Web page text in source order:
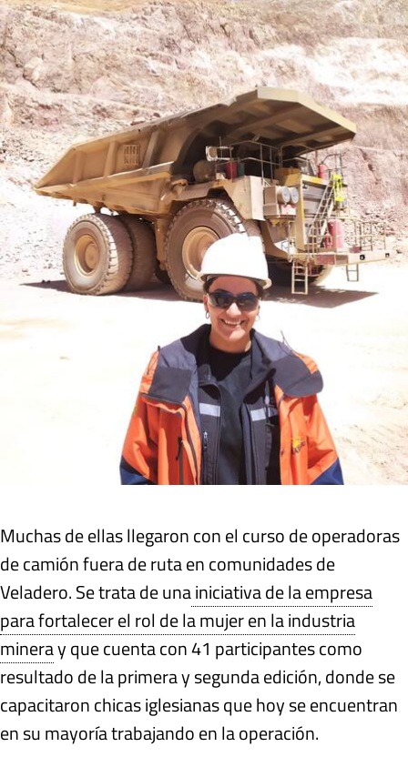
Muchas de ellas llegaron con el curso de operadoras
de camión fuera de ruta en comunidades de
Veladero. Se trata de unainiciativa de la empresa
para fortalecer el rol de la mujer en la industria
mineray que cuenta con 41 participantes como
resultado de la primera y segunda edición, donde se
capacitaron chicas iglesianas que hoy se encuentran
en su mayoría trabajando en la operación.